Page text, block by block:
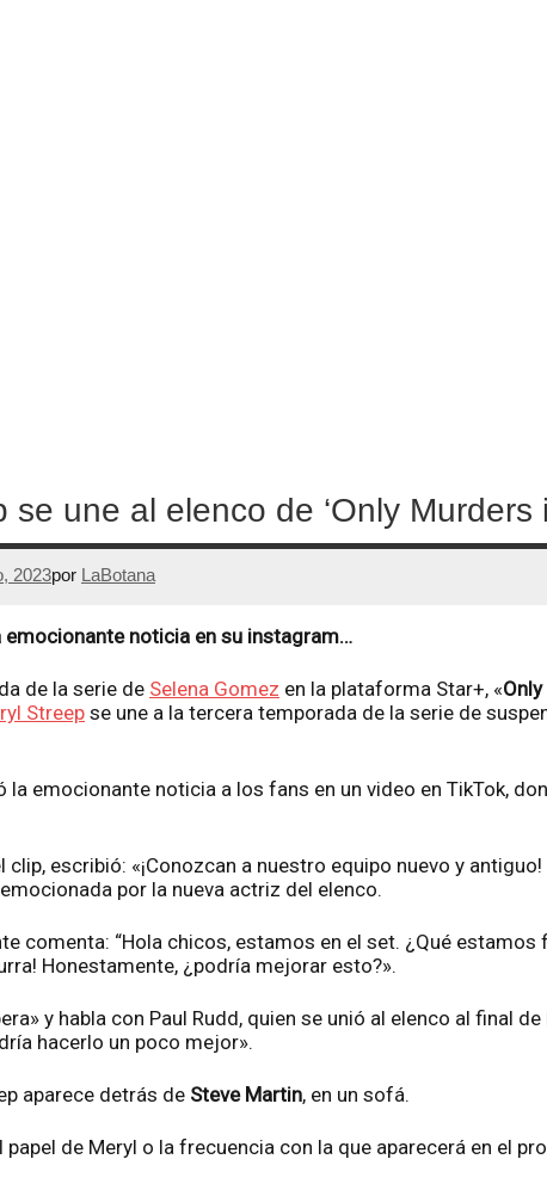
se une al elenco de ‘Only Murders
2023por LaBotana
emocionante noticia en su instagram…
de la serie de Selena Gomez en la plataforma Star+, «
Streepse une a la tercera temporada de la serie de
la emocionante noticia a los fans en un video en TikTok,
clip, escribió: «¡Conozcan a nuestro equipo nuevo y
por la nueva actriz del elenco.
comenta: “Hola chicos, estamos en el set. ¿Qué
Honestamente, ¿podría mejorar esto?».
y habla con Paul Rudd, quien se unió al elenco al final
hacerlo un poco mejor».
aparece detrás de Steve Martin, en un sofá.
de Meryl o la frecuencia con la que aparecerá en el